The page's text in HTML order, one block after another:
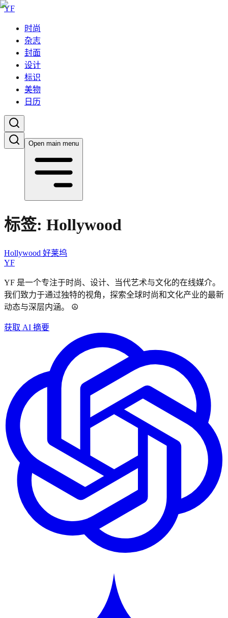
YF
时尚
杂志
封面
设计
标识
美物
日历
Open main menu
标签: Hollywood
Hollywood 好莱坞
YF
YF 是一个专注于时尚、设计、当代艺术与文化的在线媒介。
我们致力于通过独特的视角，探索全球时尚和文化产业的最新
动态与深层内涵。 ☮︎
获取 AI 摘要